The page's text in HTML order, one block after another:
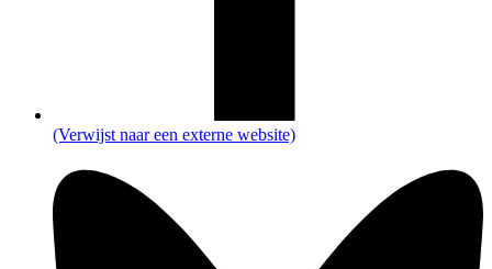
(Verwijst naar een externe website)